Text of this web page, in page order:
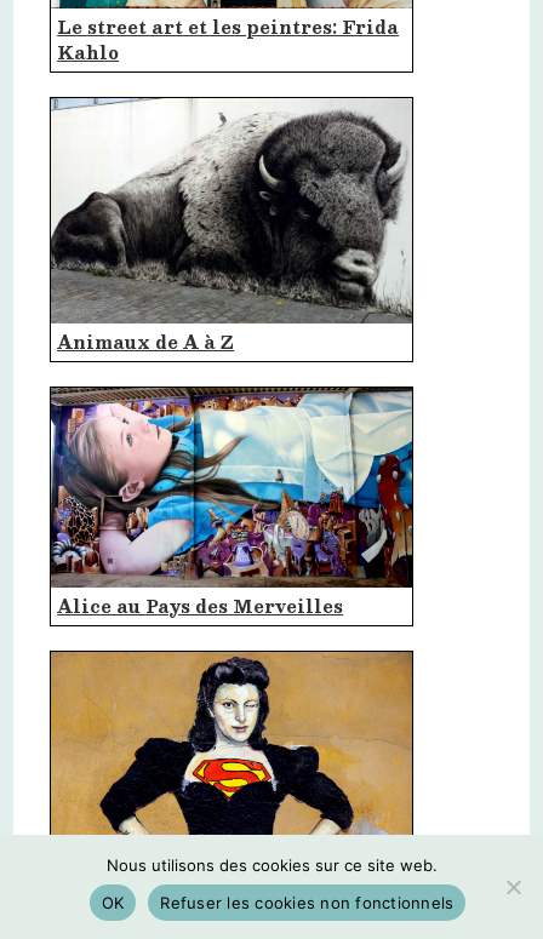
Le street art et les peintres: Frida
Kahlo
Animaux de A à Z
Alice au Pays des Merveilles
Les Superwomen de Lediesis
Nous utilisons des cookies sur ce site web.
OK
Refuser les cookies non fonctionnels